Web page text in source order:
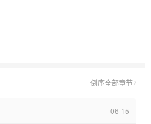
初涌。全书以“奇文”风格见长：对话
没有宏大设定，却用一杯凉掉的
错位的未接来电，勾勒出亲密关系
作为原创女主CP同人小说，《扁薄
温柔、杨博文式笨拙、左奇函式清
的存在。适合喜欢细腻情感流、轻
说的读者。
倒序全部章节
06-15